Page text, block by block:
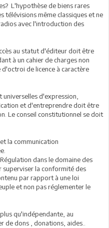
L'hypothèse de biens rares
télévisions même classiques et ne
avec l'introduction des
au statut d'éditeur doit être
à un cahier de charges non
de licence à caractère
d'expression,
et d'entreprendre doit être
Le conseil constitutionnel se doit
la communication
dans le domaine des
superviser la conformité des
par rapport à une loi
et non pas réglementer le
qu'indépendante, au
dons , donations, aides..